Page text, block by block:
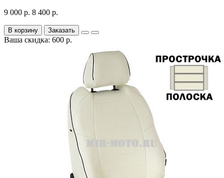
9 000 р. 8 400 р.
В корзину Заказать
Ваша скидка: 600 р.